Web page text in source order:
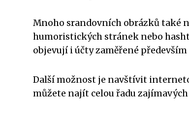
Mnoho srandovních obrázků také
humoristických stránek nebo
objevují i účty zaměřené
Další možnost je navštívit
můžete najít celou řadu